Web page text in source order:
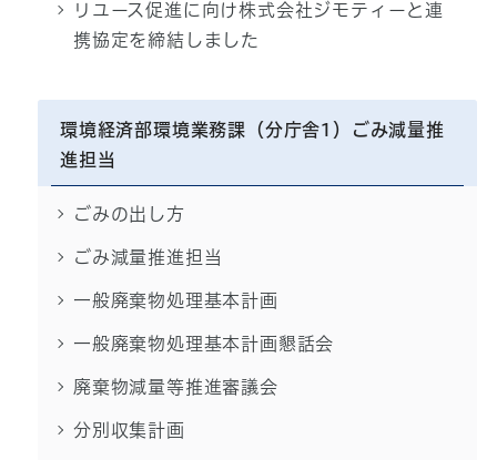
リユース促進に向け株式会社ジモティーと連
携協定を締結しました
環境経済部環境業務課（分庁舎1）ごみ減量推
進担当
ごみの出し方
ごみ減量推進担当
一般廃棄物処理基本計画
一般廃棄物処理基本計画懇話会
廃棄物減量等推進審議会
分別収集計画